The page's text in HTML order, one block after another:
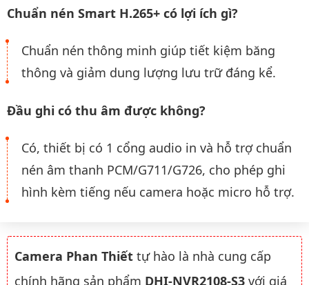
Chuẩn nén Smart H.265+ có lợi ích gì?
Chuẩn nén thông minh giúp tiết kiệm băng
thông và giảm dung lượng lưu trữ đáng kể.
Đầu ghi có thu âm được không?
Có, thiết bị có 1 cổng audio in và hỗ trợ chuẩn
nén âm thanh PCM/G711/G726, cho phép ghi
hình kèm tiếng nếu camera hoặc micro hỗ trợ.
Camera Phan Thiết tự hào là nhà cung cấp
chính hãng sản phẩm DHI-NVR2108-S3 với giá